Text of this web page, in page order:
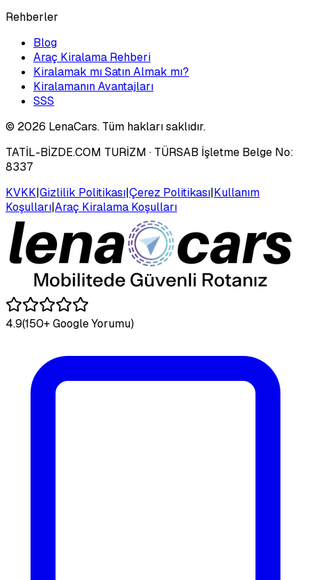
Rehberler
Blog
Araç Kiralama Rehberi
Kiralamak mı Satın Almak mı?
Kiralamanın Avantajları
SSS
© 2026 LenaCars. Tüm hakları saklıdır.
TATİL-BİZDE.COM TURİZM · TÜRSAB İşletme Belge No:
8337
KVKK|Gizlilik Politikası|Çerez Politikası|Kullanım
Koşulları|Araç Kiralama Koşulları
4.9(150+ Google Yorumu)